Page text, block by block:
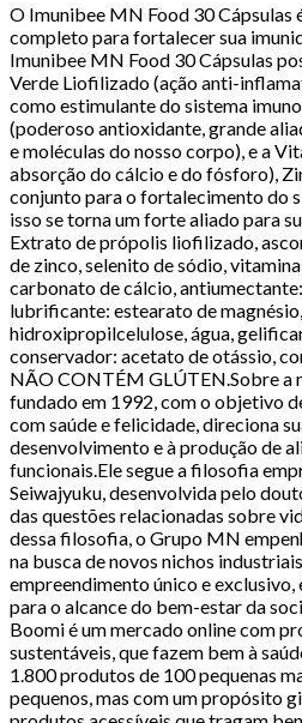
O Imunibee MN Food 30 Cápsulas
completo para fortalecer sua
Imunibee MN Food 30 Cápsulas
Verde Liofilizado (ação anti-
como estimulante do sistema
(poderoso antioxidante, grande
e moléculas do nosso corpo), e a
absorção do cálcio e do fósforo),
conjunto para o fortalecimento do
isso se torna um forte aliado para
Extrato de própolis liofilizado,
de zinco, selenito de sódio,
carbonato de cálcio,
lubrificante: estearato de
hidroxipropilcelulose, água,
conservador: acetato de otássio,
NÃO CONTÉM GLÚTEN.Sobre a
fundado em 1992, com o objetivo
com saúde e felicidade, direciona
desenvolvimento e à produção de
funcionais.Ele segue a filosofia
Seiwajyuku, desenvolvida pelo
das questões relacionadas sobre
dessa filosofia, o Grupo MN
na busca de novos nichos
empreendimento único e
para o alcance do bem-estar da
Boomi é um mercado online com
sustentáveis, que fazem bem à
1.800 produtos de 100 pequenas
pequenos, mas com um propósito